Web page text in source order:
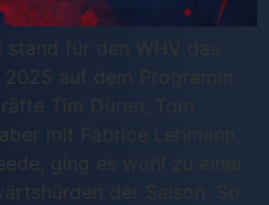
für den WHV das
auf dem Programm.
Tim Düren, Tom
mit Fabrice Lehmann,
ging es wohl zu einer
der Saison. So